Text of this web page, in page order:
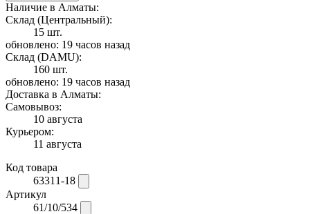
Наличие в Алматы:
Склад (Центральный):
15 шт.
обновлено: 19 часов назад
Склад (DAMU):
160 шт.
обновлено: 19 часов назад
Доставка в Алматы:
Самовывоз:
10 августа
Курьером:
11 августа
Код товара
63311-18
Артикул
61/10/534